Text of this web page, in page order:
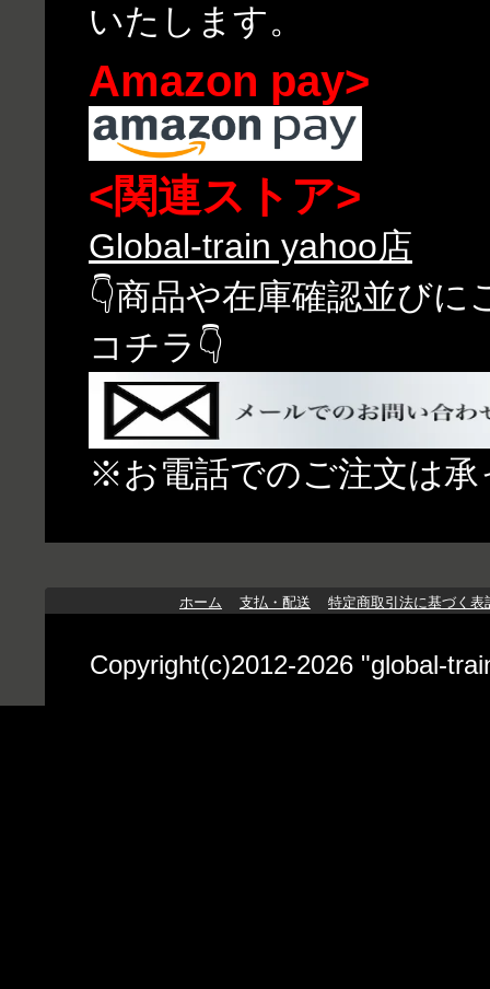
いたします。
Amazon pay>
<関連ストア>
Global-train yahoo店
👇商品や在庫確認並び
コチラ👇
※お電話でのご注文は
ホーム 支払・配送 特定商取引法に基づく表
Copyright(c)2012-2026 "global-